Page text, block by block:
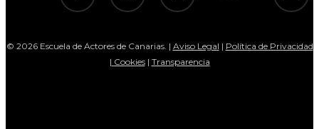
© 2026 Escuela de Actores de Canarias. | Aviso Legal | Política de Privacidad
| Cookies| Transparencia